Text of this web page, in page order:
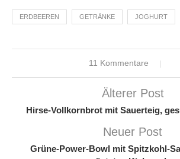
ERDBEEREN GETRÄNKE JOGHURT
11 Kommentare
Älterer Post
Hirse-Vollkornbrot mit Sauerteig,
Neuer Post
Grüne-Power-Bowl mit Spitzkohl-